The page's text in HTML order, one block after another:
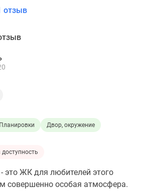
отзыв
Планировки Двор, окружение
это ЖК для любителей этого
совершенно особая атмосфера.